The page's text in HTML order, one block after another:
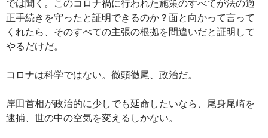
では聞く。このコロナ禍に行われた施策のすべてが法の適
正手続きを守ったと証明できるのか？面と向かって言って
くれたら、そのすべての主張の根拠を間違いだと証明して
やるだけだ。
コロナは科学ではない。徹頭徹尾、政治だ。
岸田首相が政治的に少しでも延命したいなら、尾身尾崎を
逮捕、世の中の空気を変えるしかない。